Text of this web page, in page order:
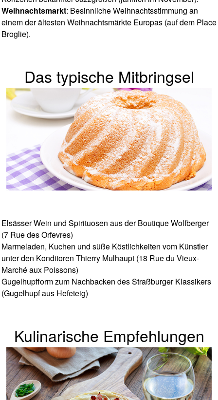
Weihnachtsmarkt: Besinnliche Weihnachtsstimmung an
einem der ältesten Weihnachtsmärkte Europas (auf dem Place
Broglie).
Das typische Mitbringsel
Elsässer Wein und Spirituosen aus der Boutique Wolfberger
(7 Rue des Orfevres)
Marmeladen, Kuchen und süße Köstlichkeiten vom Künstler
unter den Konditoren Thierry Mulhaupt (18 Rue du Vieux-
Marché aux Poissons)
Gugelhupfform zum Nachbacken des Straßburger Klassikers
(Gugelhupf aus Hefeteig)
Kulinarische Empfehlungen